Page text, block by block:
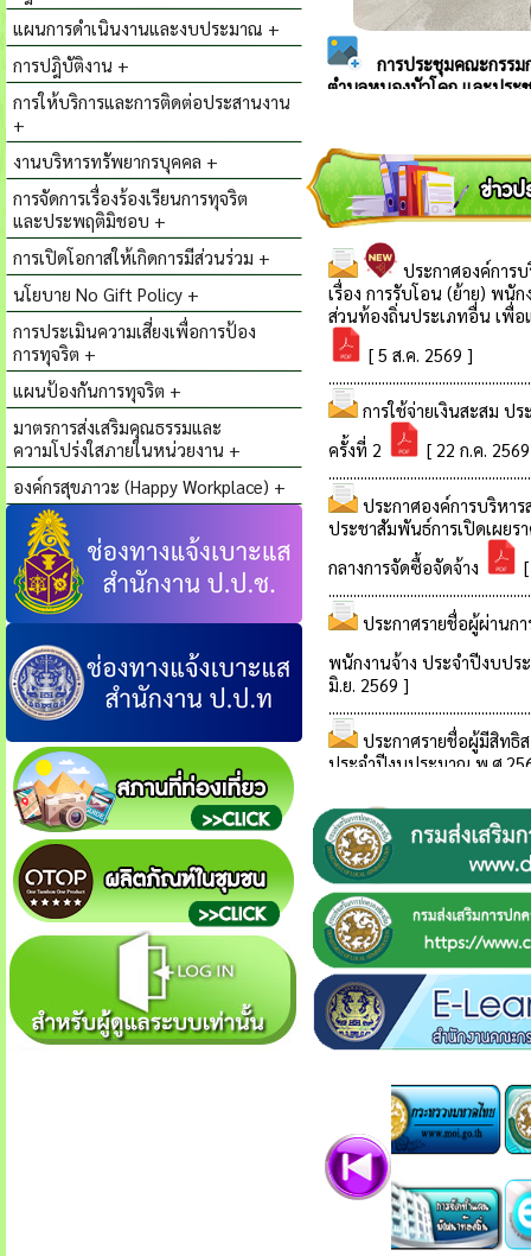
แผนการดำเนินงานและงบประมาณ +
การปฎิบัติงาน +
การให้บริการและการติดต่อประสานงาน
+
งานบริหารทรัพยากรบุคคล +
การจัดการเรื่องร้องเรียนการทุจริต
และประพฤติมิชอบ +
การเปิดโอกาสให้เกิดการมีส่วนร่วม +
นโยบาย No Gift Policy +
การประเมินความเสี่ยงเพื่อการป้อง
การทุจริต +
แผนป้องกันการทุจริต +
มาตรการส่งเสริมคุณธรรมและ
ความโปร่งใสภายในหน่วยงาน +
องค์กรสุขภาวะ (Happy Workplace) +